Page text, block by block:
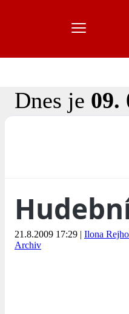
Dnes je 09.
21.8.2009 17:29 | Ilona
Archiv